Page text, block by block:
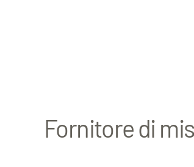
Fornitore di